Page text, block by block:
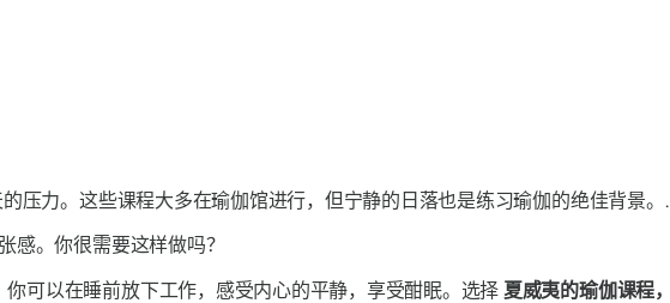
压力。这些课程大多在瑜伽馆进行，但宁静的日落也是练习瑜伽的绝佳背景。.
感。你很需要这样做吗？
可以在睡前放下工作，感受内心的平静，享受酣眠。选择 夏威夷的瑜伽课程，